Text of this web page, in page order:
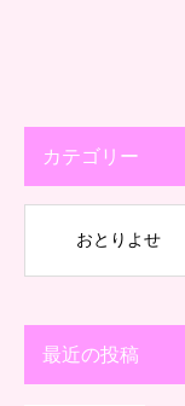
カテゴリー
最近の投稿